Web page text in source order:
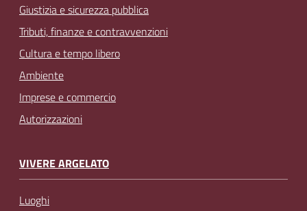
Giustizia e sicurezza pubblica
Tributi, finanze e contravvenzioni
Cultura e tempo libero
Ambiente
Imprese e commercio
Autorizzazioni
VIVERE ARGELATO
Luoghi